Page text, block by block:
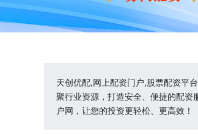
天创优配,网上配资门户,股票配资平
聚行业资源，打造安全、便捷的配
户网，让您的投资更轻松、更高效！